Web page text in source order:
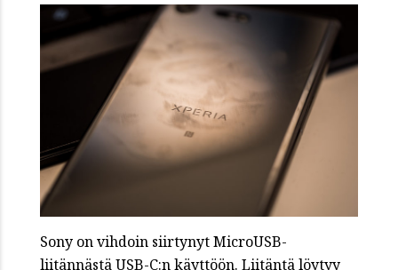
Sony on vihdoin siirtynyt MicroUSB-
liitännästä USB-C:n käyttöön. Liitäntä löytyy